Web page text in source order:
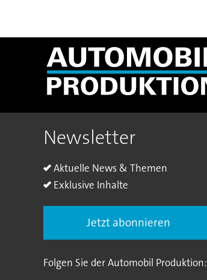
Newsletter
Aktuelle News & Themen
Exklusive Inhalte
Jetzt abonnieren
Folgen Sie der Automobil Produktion: